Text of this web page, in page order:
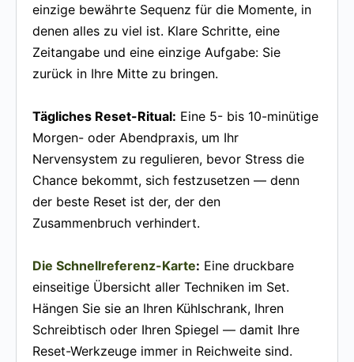
einzige bewährte Sequenz für die Momente, in
denen alles zu viel ist. Klare Schritte, eine
Zeitangabe und eine einzige Aufgabe: Sie
zurück in Ihre Mitte zu bringen.
Tägliches Reset-Ritual: Eine 5- bis 10-minütige
Morgen- oder Abendpraxis, um Ihr
Nervensystem zu regulieren, bevor Stress die
Chance bekommt, sich festzusetzen — denn
der beste Reset ist der, der den
Zusammenbruch verhindert.
Die Schnellreferenz-Karte: Eine druckbare
einseitige Übersicht aller Techniken im Set.
Hängen Sie sie an Ihren Kühlschrank, Ihren
Schreibtisch oder Ihren Spiegel — damit Ihre
Reset-Werkzeuge immer in Reichweite sind.